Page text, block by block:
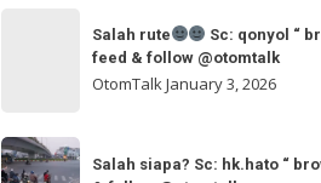
mendapatkan
Sc:
qonyol
Salah rute
Sc: qonyol “
feed & follow @otomtalk
OtomTalkJanuary 3, 2026
Salah
Salah siapa? Sc: hk.hato “